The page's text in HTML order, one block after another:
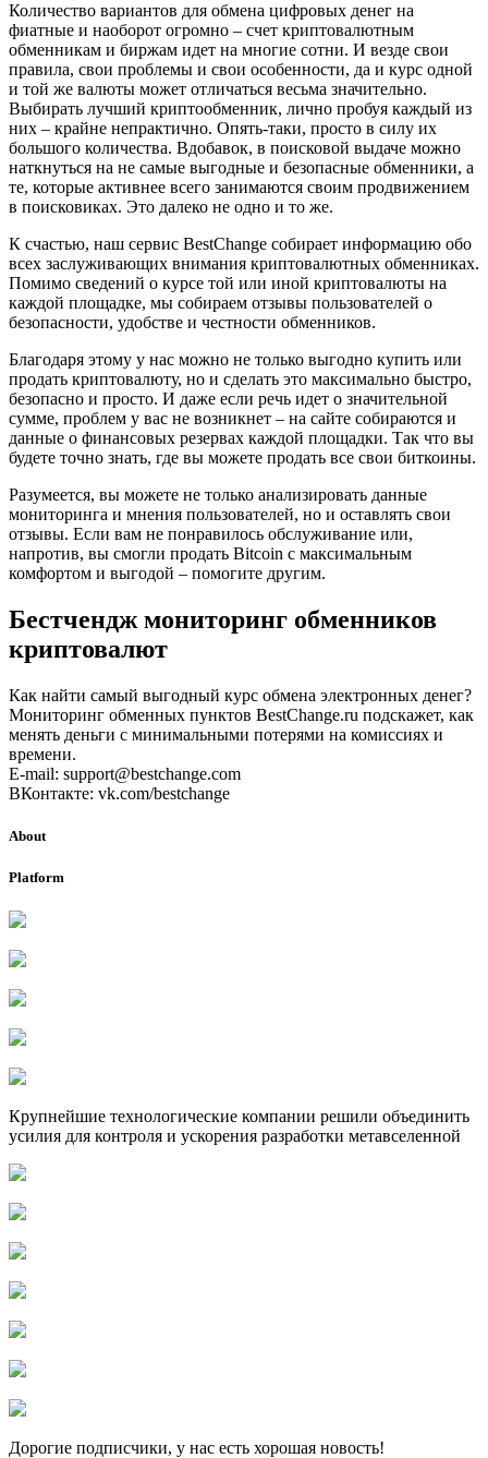
Количество вариантов для обмена цифровых денег на
фиатные и наоборот огромно – счет криптовалютным
обменникам и биржам идет на многие сотни. И везде свои
правила, свои проблемы и свои особенности, да и курс одной
и той же валюты может отличаться весьма значительно.
Выбирать лучший криптообменник, лично пробуя каждый из
них – крайне непрактично. Опять-таки, просто в силу их
большого количества. Вдобавок, в поисковой выдаче можно
наткнуться на не самые выгодные и безопасные обменники, а
те, которые активнее всего занимаются своим продвижением
в поисковиках. Это далеко не одно и то же.
К счастью, наш сервис BestChange собирает информацию обо
всех заслуживающих внимания криптовалютных обменниках.
Помимо сведений о курсе той или иной криптовалюты на
каждой площадке, мы собираем отзывы пользователей о
безопасности, удобстве и честности обменников.
Благодаря этому у нас можно не только выгодно купить или
продать криптовалюту, но и сделать это максимально быстро,
безопасно и просто. И даже если речь идет о значительной
сумме, проблем у вас не возникнет – на сайте собираются и
данные о финансовых резервах каждой площадки. Так что вы
будете точно знать, где вы можете продать все свои биткоины.
Разумеется, вы можете не только анализировать данные
мониторинга и мнения пользователей, но и оставлять свои
отзывы. Если вам не понравилось обслуживание или,
напротив, вы смогли продать Bitcoin с максимальным
комфортом и выгодой – помогите другим.
Бестчендж мониторинг обменников
криптовалют
Как найти самый выгодный курс обмена электронных денег?
Мониторинг обменных пунктов BestChange.ru подскажет, как
менять деньги с минимальными потерями на комиссиях и
времени.
E-mail: support@bestchange.com
ВКонтакте: vk.com/bestchange
About
Platform
Крупнейшие технологические компании решили объединить
усилия для контроля и ускорения разработки метавселенной
Дорогие подписчики, у нас есть хорошая новость!